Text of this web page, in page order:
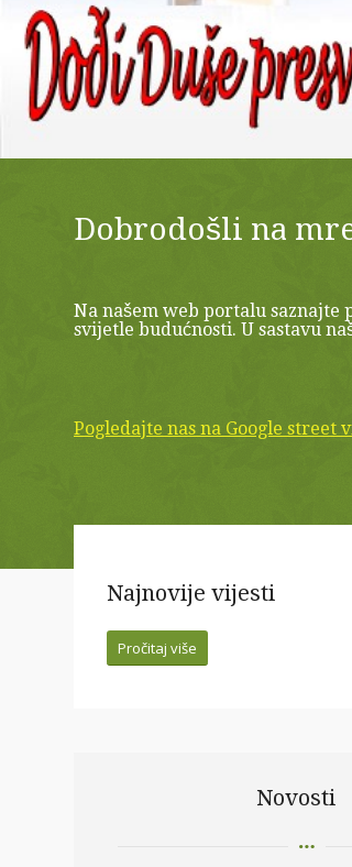
Dobrodošli na
Na našem web portalu saznajte
svijetle budućnosti. U sastavu
Pogledajte nas na Google street
Najnovije vijesti
Pročitaj više
Novosti